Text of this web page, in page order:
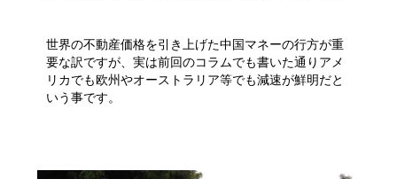
世界の不動産価格を引き上げた中国マネーの行方が重
要な訳ですが、実は前回のコラムでも書いた通りアメ
リカでも欧州やオーストラリア等でも減速が鮮明だと
いう事です。